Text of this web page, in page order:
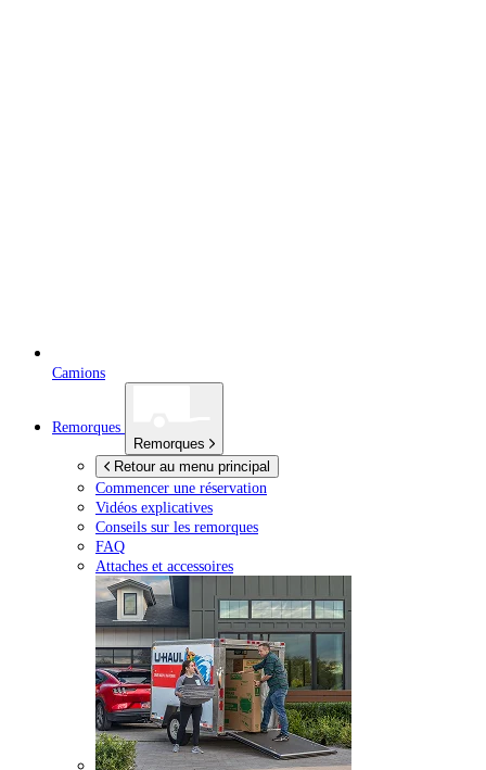
Camions
Remorques
Remorques
Retour au menu principal
Commencer une réservation
Vidéos explicatives
Conseils sur les remorques
FAQ
Attaches et accessoires